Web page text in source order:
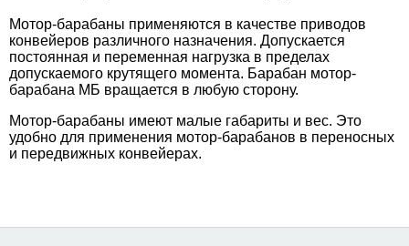
Мотор-барабаны применяются в качестве приводов
конвейеров различного назначения. Допускается
постоянная и переменная нагрузка в пределах
допускаемого крутящего момента. Барабан мотор-
барабана МБ вращается в любую сторону.
Мотор-барабаны имеют малые габариты и вес. Это
удобно для применения мотор-барабанов в переносных
и передвижных конвейерах.